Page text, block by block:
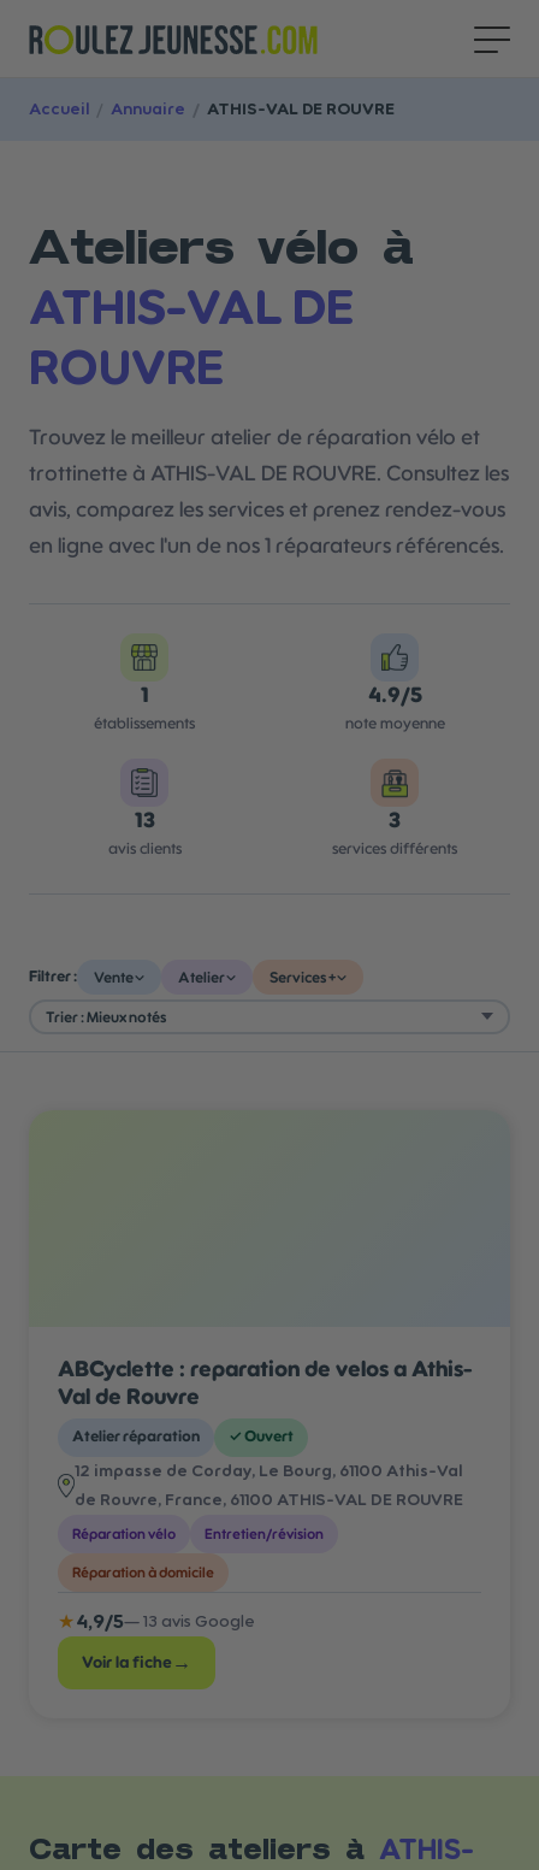
Accueil / Annuaire / ATHIS-VAL DE ROUVRE
Ateliers vélo à
ATHIS-VAL DE
ROUVRE
Trouvez le meilleur atelier de réparation vélo et
trottinette à ATHIS-VAL DE ROUVRE. Consultez les
avis, comparez les services et prenez rendez-vous
en ligne avec l'un de nos 1 réparateurs référencés.
1
établissements
4.9/5
note moyenne
13
avis clients
3
services différents
Filtrer : Vente Atelier Services +
ABCyclette : reparation de velos a Athis-
Val de Rouvre
Atelier réparation ✓ Ouvert
12 impasse de Corday, Le Bourg, 61100 Athis-Val
de Rouvre, France, 61100 ATHIS-VAL DE ROUVRE
Réparation vélo Entretien/révision
Réparation à domicile
★4,9/5— 13 avis Google
Voir la fiche →
Carte des ateliers à ATHIS-